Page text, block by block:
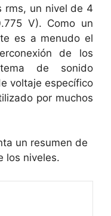
rms, un nivel de 4
V). Como un
es a menudo el
de los
de sonido
voltaje específico
por muchos
un resumen de
los niveles.